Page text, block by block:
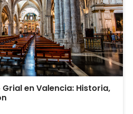
en Valencia: Historia,